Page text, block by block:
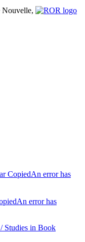
Nouvelle,
CopiedAn error has
An error has
Studies in Book